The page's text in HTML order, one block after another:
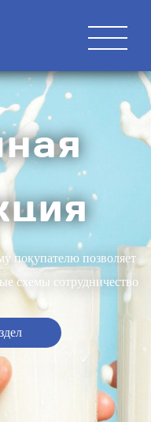
покупателю позволяет
схемы сотрудничество